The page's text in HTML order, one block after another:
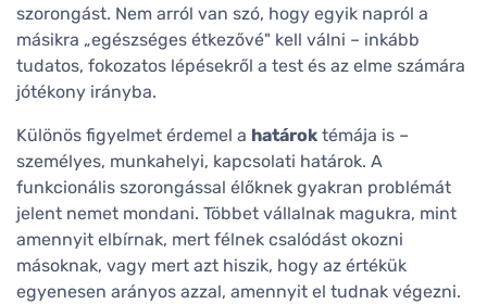
szorongást. Nem arról van szó, hogy egyik napról a
másikra „egészséges étkezővé" kell válni – inkább
tudatos, fokozatos lépésekről a test és az elme számára
jótékony irányba.
Különös figyelmet érdemel a határok témája is –
személyes, munkahelyi, kapcsolati határok. A
funkcionális szorongással élőknek gyakran problémát
jelent nemet mondani. Többet vállalnak magukra, mint
amennyit elbírnak, mert félnek csalódást okozni
másoknak, vagy mert azt hiszik, hogy az értékük
egyenesen arányos azzal, amennyit el tudnak végezni.